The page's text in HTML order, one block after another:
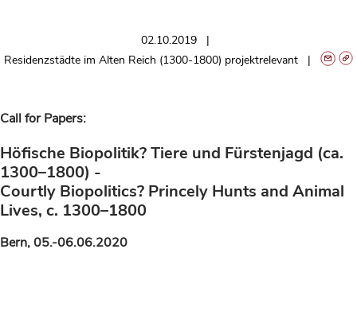
02.10.2019
Residenzstädte im Alten Reich (1300-1800) projektrelevant
Call for Papers:
Höfische Biopolitik? Tiere und Fürstenjagd (ca.
1300–1800) -
Courtly Biopolitics? Princely Hunts and Animal
Lives, c. 1300–1800
Bern, 05.-06.06.2020